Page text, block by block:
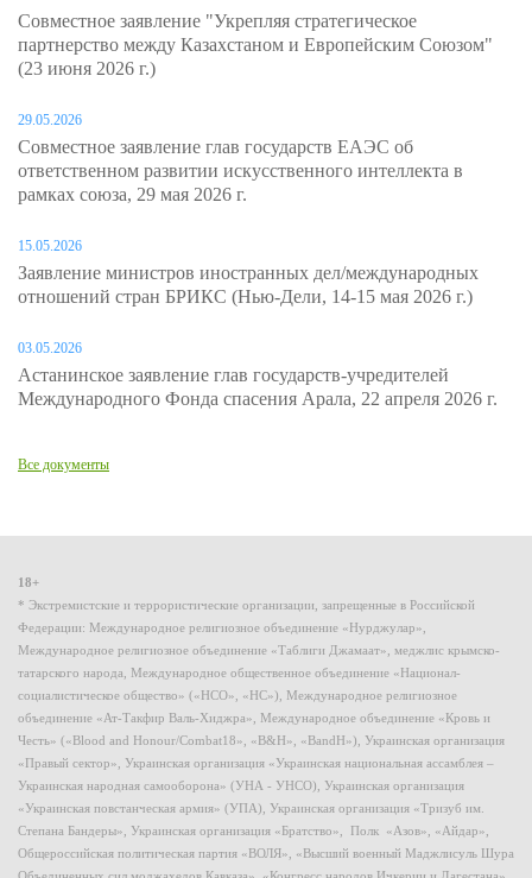
Совместное заявление "Укрепляя стратегическое
партнерство между Казахстаном и Европейским Союзом"
(23 июня 2026 г.)
29.05.2026
Совместное заявление глав государств ЕАЭС об
ответственном развитии искусственного интеллекта в
рамках союза, 29 мая 2026 г.
15.05.2026
Заявление министров иностранных дел/международных
отношений стран БРИКС (Нью-Дели, 14-15 мая 2026 г.)
03.05.2026
Астанинское заявление глав государств-учредителей
Международного Фонда спасения Арала, 22 апреля 2026 г.
Все документы
18+
* Экстремистские и террористические организации, запрещенные в Российской
Федерации: Международное религиозное объединение «Нурджулар»,
Международное религиозное объединение «Таблиги Джамаат», меджлис крымско-
татарского народа, Международное общественное объединение «Национал-
социалистическое общество» («НСО», «НС»), Международное религиозное
объединение «Ат-Такфир Валь-Хиджра», Международное объединение «Кровь и
Честь» («Blood and Honour/Combat18», «B&H», «BandH»), Украинская организация
«Правый сектор», Украинская организация «Украинская национальная ассамблея –
Украинская народная самооборона» (УНА - УНСО), Украинская организация
«Украинская повстанческая армия» (УПА), Украинская организация «Тризуб им.
Степана Бандеры», Украинская организация «Братство», Полк «Азов», «Айдар»,
Общероссийская политическая партия «ВОЛЯ», «Высший военный Маджлисуль Шура